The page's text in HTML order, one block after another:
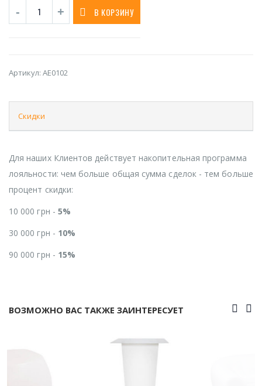
В КОРЗИНУ
Артикул: AE0102
Скидки
Для наших Клиентов действует накопительная программа
лояльности: чем больше общая сумма сделок - тем больше
процент скидки:
10 000 грн - 5%
30 000 грн - 10%
90 000 грн - 15%
ВОЗМОЖНО ВАС ТАКЖЕ ЗАИНТЕРЕСУЕТ